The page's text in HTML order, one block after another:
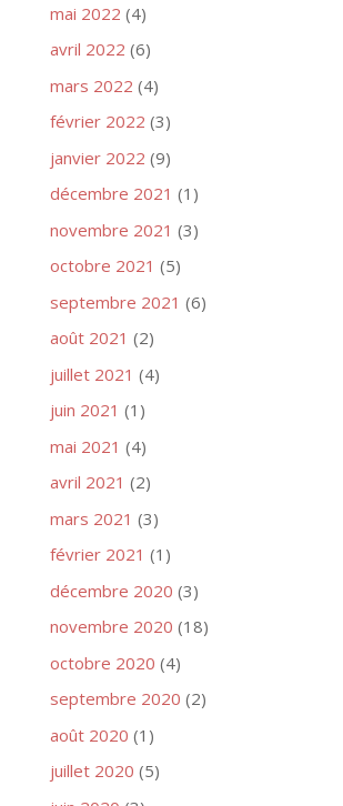
mai 2022 (4)
avril 2022 (6)
mars 2022 (4)
février 2022 (3)
janvier 2022 (9)
décembre 2021 (1)
novembre 2021 (3)
octobre 2021 (5)
septembre 2021 (6)
août 2021 (2)
juillet 2021 (4)
juin 2021 (1)
mai 2021 (4)
avril 2021 (2)
mars 2021 (3)
février 2021 (1)
décembre 2020 (3)
novembre 2020 (18)
octobre 2020 (4)
septembre 2020 (2)
août 2020 (1)
juillet 2020 (5)